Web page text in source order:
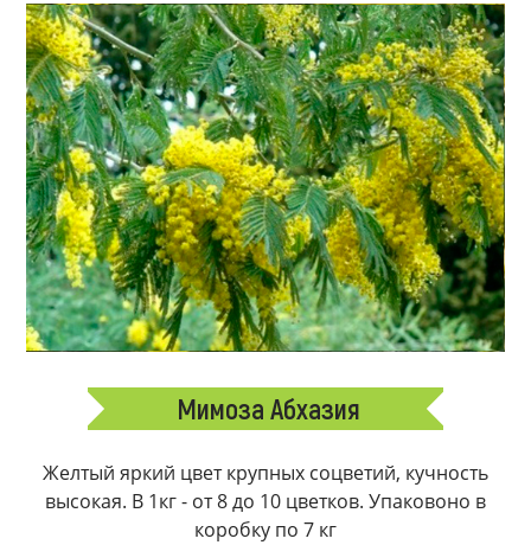
Мимоза Абхазия
Желтый яркий цвет крупных соцветий, кучность
высокая. В 1кг - от 8 до 10 цветков. Упаковоно в
коробку по 7 кг